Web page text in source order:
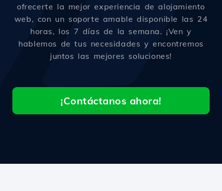
ofrecerte la mejor experiencia de alojamiento
web, con un soporte amable disponible las 24
horas, los 7 días de la semana. ¡Ven y
hablemos de tus necesidades y encontremos
juntos las mejores soluciones!
¡Contáctanos ahora!